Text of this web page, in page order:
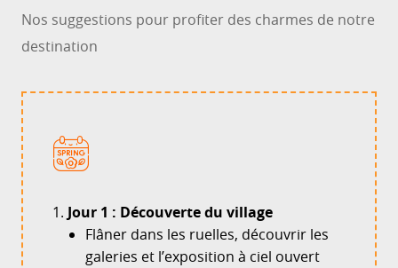
Nos suggestions pour profiter des charmes de notre
destination
Jour 1 : Découverte du village
Flâner dans les ruelles, découvrir les
galeries et l’exposition à ciel ouvert